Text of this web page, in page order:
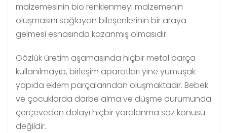
malzemesinin bio renklenmeyi malzemenin
oluşmasını sağlayan bileşenlerinin bir araya
gelmesi esnasında kazanmış olmasıdır.
Gözlük üretim aşamasında hiçbir metal parça
kullanılmayıp, birleşim aparatları yine yumuşak
yapıda eklem parçalarından oluşmaktadır. Bebek
ve çocuklarda darbe alma ve düşme durumunda
çerçeveden dolayı hiçbir yaralanma söz konusu
değildir.